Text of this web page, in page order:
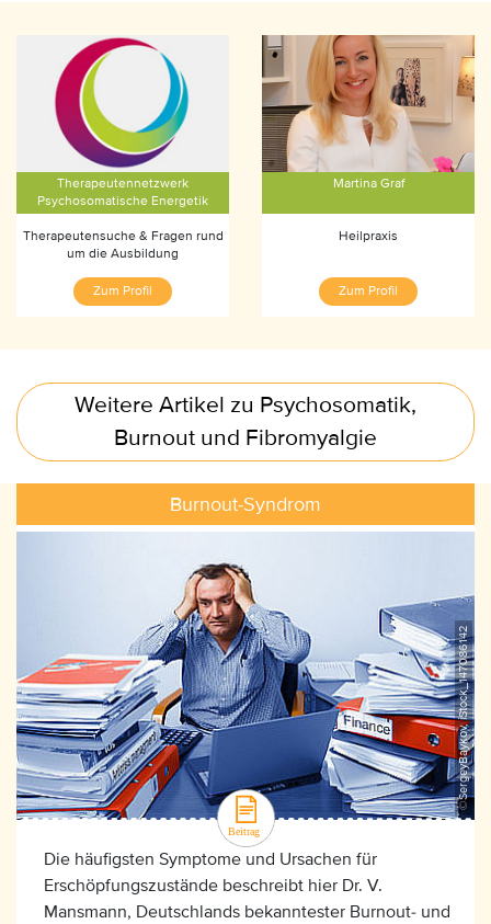
Therapeutennetzwerk
Psychosomatische Energetik
Therapeutensuche & Fragen rund
um die Ausbildung
Zum Profil
Martina Graf
Heilpraxis
Zum Profil
Weitere Artikel zu Psychosomatik,
Burnout und Fibromyalgie
Burnout-Syndrom
©SergeyBaykov, iStock_147086142
Die häufigsten Symptome und Ursachen für
Erschöpfungszustände beschreibt hier Dr. V.
Mansmann, Deutschlands bekanntester Burnout- und